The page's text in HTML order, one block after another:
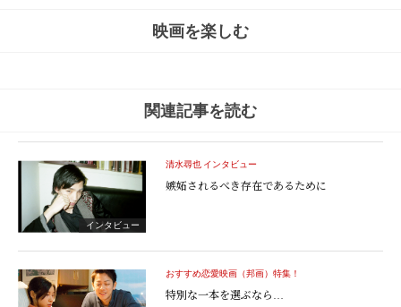
映画を楽しむ
関連記事を読む
インタビュー
清水尋也 インタビュー
嫉妬されるべき存在であるために
おすすめ恋愛映画（邦画）特集！
特別な一本を選ぶなら…